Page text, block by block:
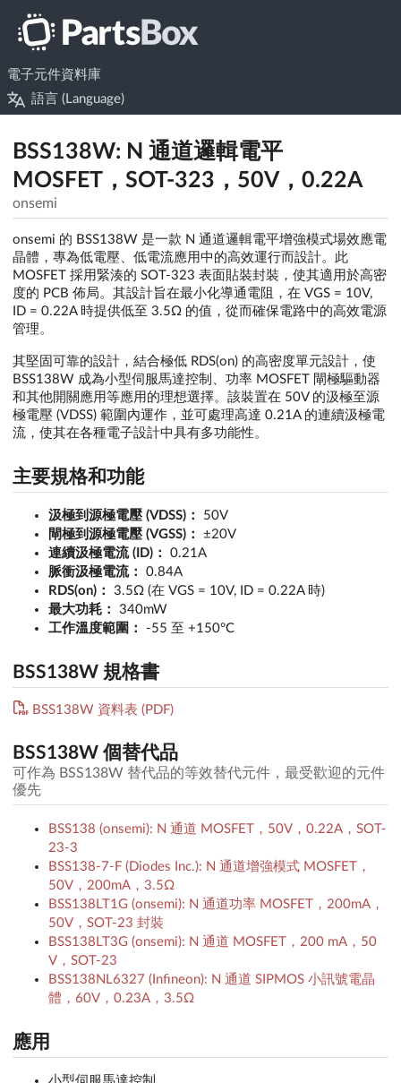
電子元件資料庫
語言 (Language)
BSS138W: N 通道邏輯電平
MOSFET，SOT-323，50V，0.22A
onsemi
onsemi 的 BSS138W 是一款 N 通道邏輯電平增強模式場效應電
晶體，專為低電壓、低電流應用中的高效運行而設計。此
MOSFET 採用緊湊的 SOT-323 表面貼裝封裝，使其適用於高密
度的 PCB 佈局。其設計旨在最小化導通電阻，在 VGS = 10V,
ID = 0.22A 時提供低至 3.5Ω 的值，從而確保電路中的高效電源
管理。
其堅固可靠的設計，結合極低 RDS(on) 的高密度單元設計，使
BSS138W 成為小型伺服馬達控制、功率 MOSFET 閘極驅動器
和其他開關應用等應用的理想選擇。該裝置在 50V 的汲極至源
極電壓 (VDSS) 範圍內運作，並可處理高達 0.21A 的連續汲極電
流，使其在各種電子設計中具有多功能性。
主要規格和功能
汲極到源極電壓 (VDSS)：
50V
閘極到源極電壓 (VGSS)：
±20V
連續汲極電流 (ID)：
0.21A
脈衝汲極電流：
0.84A
RDS(on)：
3.5Ω (在 VGS = 10V, ID = 0.22A 時)
最大功耗：
340mW
工作溫度範圍：
-55 至 +150°C
BSS138W 規格書
BSS138W 資料表 (PDF)
BSS138W 個替代品
可作為 BSS138W 替代品的等效替代元件，最受歡迎的元件
優先
BSS138 (onsemi): N 通道 MOSFET，50V，0.22A，SOT-
23-3
BSS138-7-F (Diodes Inc.): N 通道增強模式 MOSFET，
50V，200mA，3.5Ω
BSS138LT1G (onsemi): N 通道功率 MOSFET，200mA，
50V，SOT-23 封裝
BSS138LT3G (onsemi): N 通道 MOSFET，200 mA，50
V，SOT-23
BSS138NL6327 (Infineon): N 通道 SIPMOS 小訊號電晶
體，60V，0.23A，3.5Ω
應用